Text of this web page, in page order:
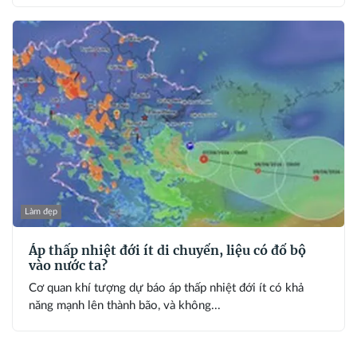
Làm đẹp
Áp thấp nhiệt đới ít di chuyển, liệu có đổ bộ
vào nước ta?
Cơ quan khí tượng dự báo áp thấp nhiệt đới ít có khả
năng mạnh lên thành bão, và không...